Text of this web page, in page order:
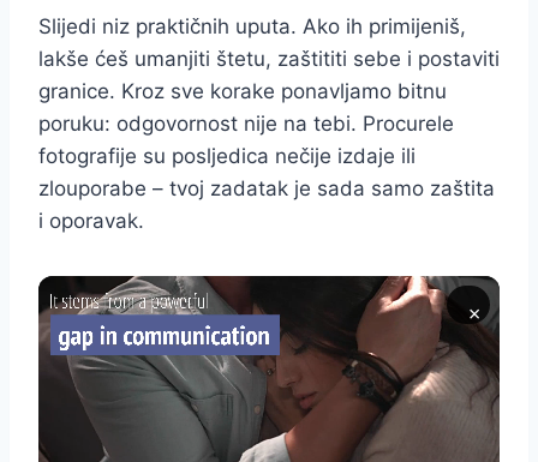
Slijedi niz praktičnih uputa. Ako ih primijeniš,
lakše ćeš umanjiti štetu, zaštititi sebe i postaviti
granice. Kroz sve korake ponavljamo bitnu
poruku: odgovornost nije na tebi. Procurele
fotografije su posljedica nečije izdaje ili
zlouporabe – tvoj zadatak je sada samo zaštita
i oporavak.
×